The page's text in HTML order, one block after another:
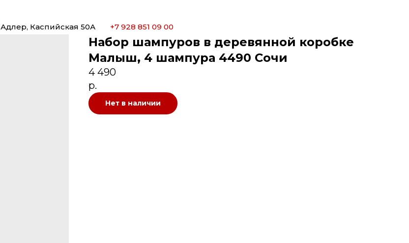
Адлер, Каспийская 50А +7 928 851 09 00
Набор шампуров в деревянной коробке
Малыш, 4 шампура 4490 Сочи
4 490
р.
Нет в наличии